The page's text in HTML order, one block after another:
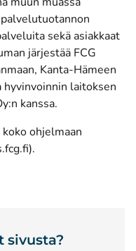
sekä asiakkaat
järjestää FCG
Kanta-Hämeen
laitoksen
kanssa.
ohjelmaan
(avautuu uuteen
.
sivusta?